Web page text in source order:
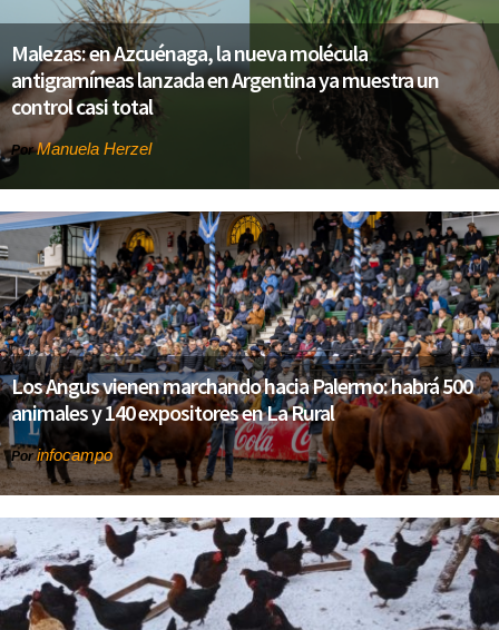
Malezas: en Azcuénaga, la nueva molécula
antigramíneas lanzada en Argentina ya muestra un
control casi total
PorManuela Herzel
Los Angus vienen marchando hacia Palermo: habrá 500
animales y 140 expositores en La Rural
Porinfocampo